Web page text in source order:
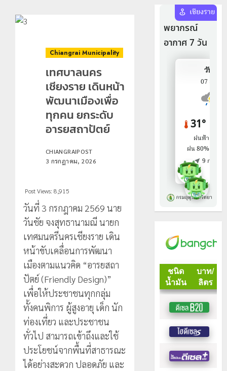
Chiangrai Municipality
เทศบาลนคร
เชียงราย เดินหน้า
พัฒนาเมืองเพื่อ
ทุกคน ยกระดับ
อารยสถาปัตย์
CHIANGRAIPOST
3 กรกฎาคม, 2026
Post Views: 8,915
วันที่ 3 กรกฎาคม 2569 นาย
วันชัย จงสุทธานามณี นายก
เทศมนตรีนครเชียงราย เดิน
หน้าขับเคลื่อนการพัฒนา
เมืองตามแนวคิด “อารยสถา
ปัตย์ (Friendly Design)”
เพื่อให้ประชาชนทุกกลุ่ม
ทั้งคนพิการ ผู้สูงอายุ เด็ก นัก
ท่องเที่ยว และประชาชน
ทั่วไป สามารถเข้าถึงและใช้
ประโยชน์จากพื้นที่สาธารณะ
ได้อย่างสะดวก ปลอดภัย และ